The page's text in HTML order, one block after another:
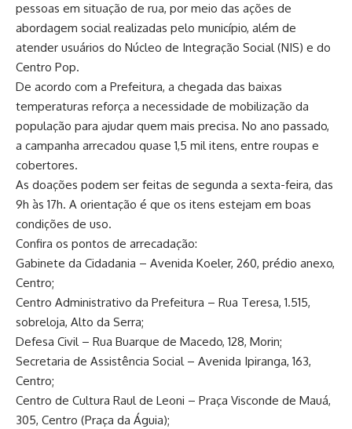
pessoas em situação de rua, por meio das ações de
abordagem social realizadas pelo município, além de
atender usuários do Núcleo de Integração Social (NIS) e do
Centro Pop.
De acordo com a Prefeitura, a chegada das baixas
temperaturas reforça a necessidade de mobilização da
população para ajudar quem mais precisa. No ano passado,
a campanha arrecadou quase 1,5 mil itens, entre roupas e
cobertores.
As doações podem ser feitas de segunda a sexta-feira, das
9h às 17h. A orientação é que os itens estejam em boas
condições de uso.
Confira os pontos de arrecadação:
Gabinete da Cidadania – Avenida Koeler, 260, prédio anexo,
Centro;
Centro Administrativo da Prefeitura – Rua Teresa, 1.515,
sobreloja, Alto da Serra;
Defesa Civil – Rua Buarque de Macedo, 128, Morin;
Secretaria de Assistência Social – Avenida Ipiranga, 163,
Centro;
Centro de Cultura Raul de Leoni – Praça Visconde de Mauá,
305, Centro (Praça da Águia);